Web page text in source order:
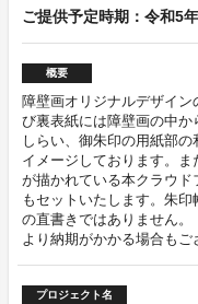
ご提供予定時期：令和5
概要
障壁画オリジナルデザイ
び裏表紙には障壁画の中
しらい、御朱印の用紙部
イメージしております。ま
が描かれている本クラウ
もセットいたします。朱
の直書きではありません
より納期がかかる場合もご
プロジェクト名